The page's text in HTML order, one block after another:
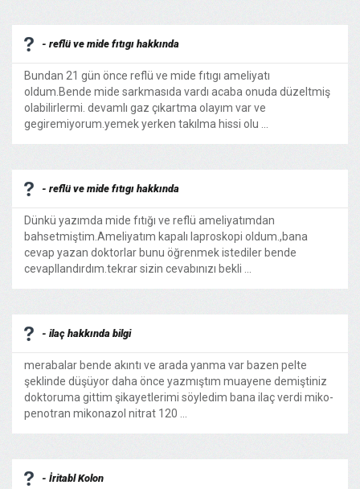
- reflü ve mide fıtıgı hakkında
Bundan 21 gün önce reflü ve mide fıtıgı ameliyatı
oldum.Bende mide sarkmasıda vardı acaba onuda düzeltmiş
olabilirlermi. devamlı gaz çıkartma olayım var ve
gegiremiyorum.yemek yerken takılma hissi olu ...
- reflü ve mide fıtıgı hakkında
Dünkü yazımda mide fıtığı ve reflü ameliyatımdan
bahsetmiştim.Ameliyatım kapalı laproskopi oldum.,bana
cevap yazan doktorlar bunu öğrenmek istediler bende
cevapllandırdım.tekrar sizin cevabınızı bekli ...
- ilaç hakkında bilgi
merabalar bende akıntı ve arada yanma var bazen pelte
şeklinde düşüyor daha önce yazmıştım muayene demiştiniz
doktoruma gittim şikayetlerimi söyledim bana ilaç verdi miko-
penotran mikonazol nitrat 120 ...
- İritabl Kolon